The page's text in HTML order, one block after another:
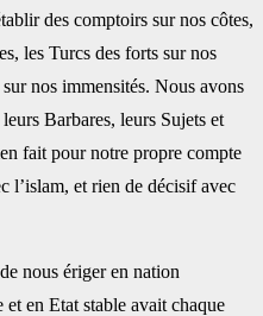
des comptoirs sur nos côtes,
les Turcs des forts sur nos
nos immensités. Nous avons
Barbares, leurs Sujets et
fait pour notre propre compte
l’islam, et rien de décisif avec
nous ériger en nation
en Etat stable avait chaque